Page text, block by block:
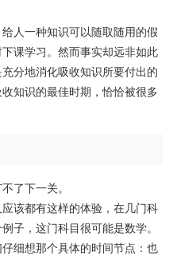
一种知识可以随取随用的假
课学习。然而事实却远非如此
分地消化吸收知识所要付出的
知识的最佳时期，恰恰被很多
了下一关。
该都有这样的体验，在几门科
子，这门科目很可能是数学。
细想那个具体的时间节点：也